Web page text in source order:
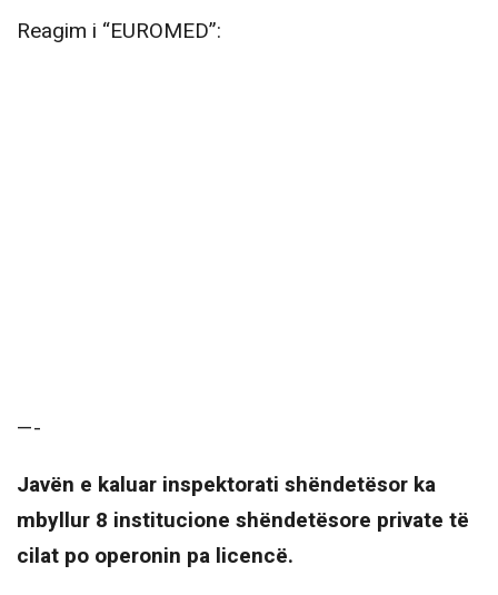
Reagim i “EUROMED”:
—-
Javën e kaluar inspektorati shëndetësor ka
mbyllur 8 institucione shëndetësore private të
cilat po operonin pa licencë.